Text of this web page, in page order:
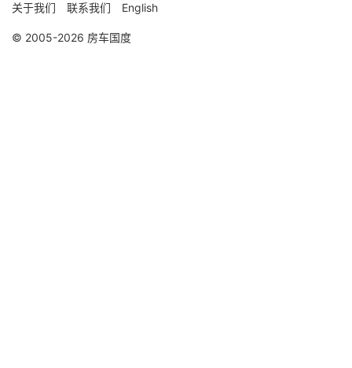
关于我们 联系我们 English
© 2005-2026 房车国度